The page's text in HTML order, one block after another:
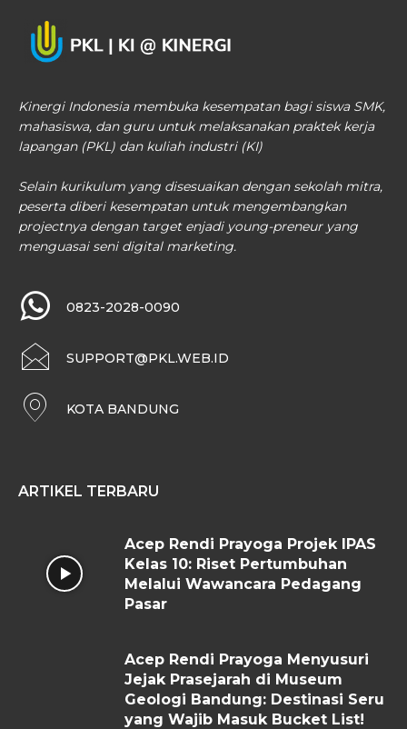
Kinergi Indonesia membuka kesempatan bagi siswa SMK,
mahasiswa, dan guru untuk melaksanakan praktek kerja
lapangan (PKL) dan kuliah industri (KI)
Selain kurikulum yang disesuaikan dengan sekolah mitra,
peserta diberi kesempatan untuk mengembangkan
projectnya dengan target enjadi young-preneur yang
menguasai seni digital marketing.
0823-2028-0090
SUPPORT@PKL.WEB.ID
KOTA BANDUNG
ARTIKEL TERBARU
Acep Rendi Prayoga Projek IPAS
Kelas 10: Riset Pertumbuhan
Melalui Wawancara Pedagang
Pasar
Acep Rendi Prayoga Menyusuri
Jejak Prasejarah di Museum
Geologi Bandung: Destinasi Seru
yang Wajib Masuk Bucket List!